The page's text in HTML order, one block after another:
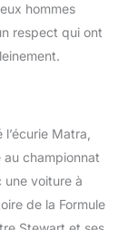
hommes
respect qui ont
Matra,
championnat
une voiture à
de la Formule